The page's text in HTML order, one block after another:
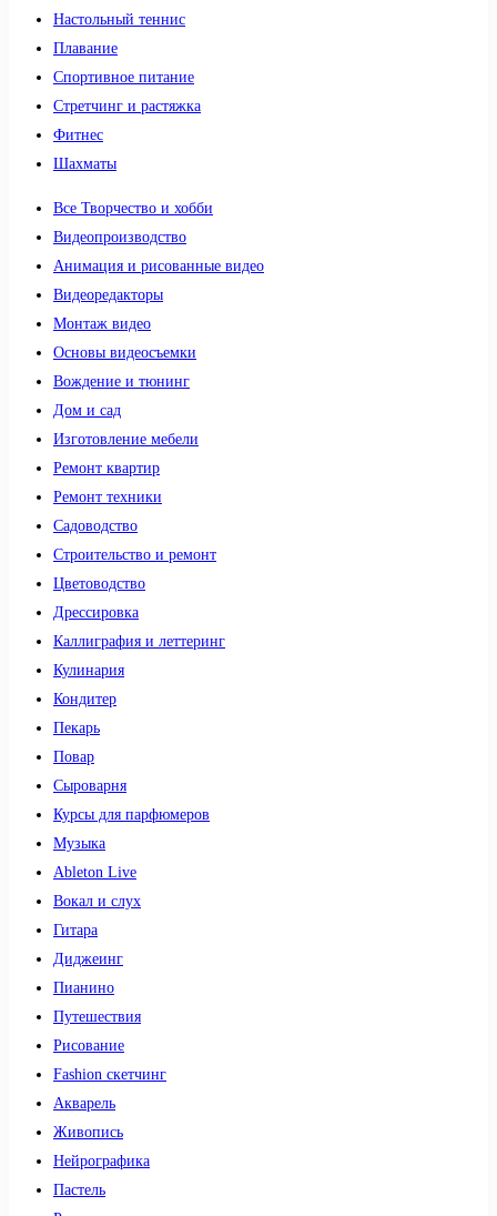
Настольный теннис
Плавание
Спортивное питание
Стретчинг и растяжка
Фитнес
Шахматы
Все Творчество и хобби
Видеопроизводство
Анимация и рисованные видео
Видеоредакторы
Монтаж видео
Основы видеосъемки
Вождение и тюнинг
Дом и сад
Изготовление мебели
Ремонт квартир
Ремонт техники
Садоводство
Строительство и ремонт
Цветоводство
Дрессировка
Каллиграфия и леттеринг
Кулинария
Кондитер
Пекарь
Повар
Сыроварня
Курсы для парфюмеров
Музыка
Ableton Live
Вокал и слух
Гитара
Диджеинг
Пианино
Путешествия
Рисование
Fashion скетчинг
Акварель
Живопись
Нейрографика
Пастель